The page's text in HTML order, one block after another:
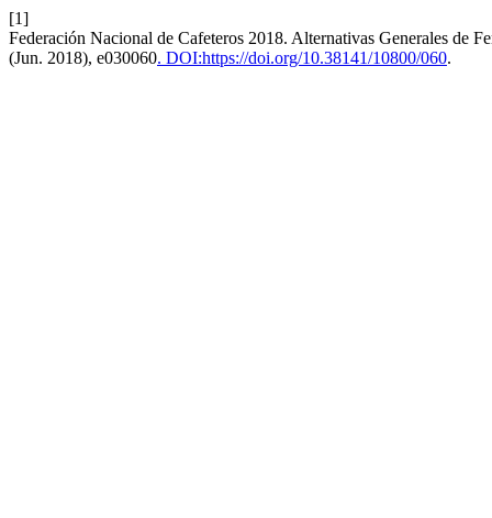
[1]
Federación Nacional de Cafeteros 2018. Alternativas Generales de
(Jun. 2018), e030060. DOI:https://doi.org/10.38141/10800/060.